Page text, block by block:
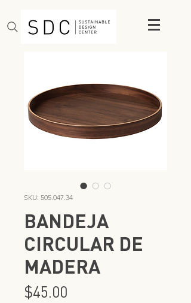
SKU: 505.047.34
BANDEJA
CIRCULAR DE
MADERA
$45.00